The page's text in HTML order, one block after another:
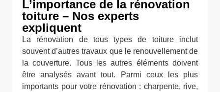
L’importance de la rénovation
toiture – Nos experts
expliquent
La rénovation de tous types de toiture inclut
souvent d’autres travaux que le renouvellement de
la couverture. Tous les autres éléments doivent
être analysés avant tout. Parmi ceux les plus
importants pour votre rénovation : charpente, rive,